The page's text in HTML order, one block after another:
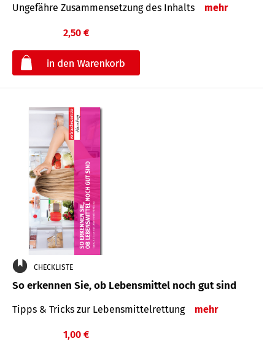
Ungefähre Zusammensetzung des Inhalts mehr
2,50 €
CHECKLISTE
So erkennen Sie, ob Lebensmittel noch gut sind
Tipps & Tricks zur Lebensmittelrettung mehr
1,00 €